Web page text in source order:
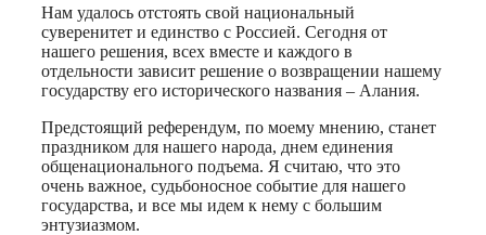
Нам удалось отстоять свой национальный
суверенитет и единство с Россией. Сегодня от
нашего решения, всех вместе и каждого в
отдельности зависит решение о возвращении нашему
государству его исторического названия – Алания.
Предстоящий референдум, по моему мнению, станет
праздником для нашего народа, днем единения
общенационального подъема. Я считаю, что это
очень важное, судьбоносное событие для нашего
государства, и все мы идем к нему с большим
энтузиазмом.